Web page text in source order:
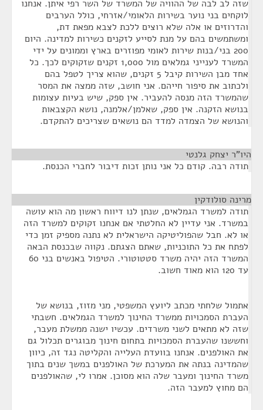
שזה לב לבה של ההוויה של המשרד של השר רפי איתן. אנחנו
לוקחים בני נוער בשירות הלאומי/אזרחי, כולל הערבים
והדרוזים או אלה שלא רוצים ללכת לצבא מפאת דת,
ומשתמשים בהם על מנת לסייע לזקנים כשירות למדינה. היום
200 בני/בנות שירות לאומי מפוזרים בארץ וממונים על ידי
המשרד לענייני גמלאים מול 1,000 זקנים שזקוקים לכך. כל
אחד מבן השירות קיבל 5 זקנים, שהוא צריך לטפל בהם
ולכתוב את סיפור חייהם. אני חושב, שזה ממצה את המסר
שהמשרד הזה מנסה להעביר. אין ספק, שיש בעיות עצומות
בנושא הזקנה. אין ספק, שאלמן/אלמנה, נושא הקצבאות
והנושא של הצמדה למדד הם נושאים שצריכים להתקדם.
היו"ר יצחק גלנטי
תודה רבה. קודם כל אני נותן זכות דיבור לחברי הכנסת.
מרינה סולודקין
תודה למשרד הגמלאים, שנתן לנו דיווח ראשון מה הוא עושה
במשרד. אני עדיין לא החלטתי אם אנחנו זקוקים למשרד הזה
או לא. חבל שהפוליטיקה הישראלית לא נתנה מספיק זמן כדי
לפתח את כל התוכניות, שאתם הצגתם. נקווה שבכנסת הבאה
המשרד הזה יהיה משרד סטטוטורי. הטיפול באנשים בני 60
עד 120 הוא מאוד חשוב.
אתמול שלחתי מכתב ליועץ המשפטי, מני מזוז, בנושא של
העברת הסמכויות ממשרד החינוך למשרד הגמלאים. חשבתי
שזה לא מתאים לשני משרדים. עכשיו ישנה ממשלת מעבר,
וחששנו שהעברת הסמכויות בתחום חינוך מבוגרים תכלול גם
את האולפנים. אנחנו בוועדת העלייה והקליטה נגד זה, כיוון
שהמדינה בנתה את המערכת של האולפנים במשך שנים בתוך
משרד החינוך ומעבר שלה הוא מסוכן. אמרו לי, שהאולפנים
הם מחוץ למעבר הזה.